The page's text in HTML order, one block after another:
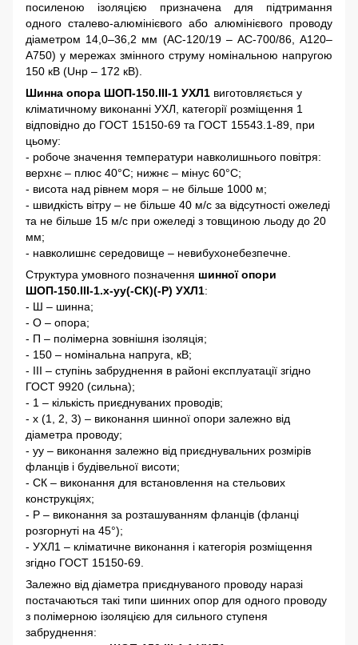
посиленою ізоляцією призначена для підтримання
одного сталево-алюмінієвого або алюмінієвого проводу
діаметром 14,0–36,2 мм (АС-120/19 – АС-700/86, А120–
А750) у мережах змінного струму номінальною напругою
150 кВ (Uнр – 172 кВ).
Шинна опора ШОП-150.III-1 УХЛ1 виготовляється у
кліматичному виконанні УХЛ, категорії розміщення 1
відповідно до ГОСТ 15150-69 та ГОСТ 15543.1-89, при
цьому:
- робоче значення температури навколишнього повітря:
верхнє – плюс 40°С; нижнє – мінус 60°С;
- висота над рівнем моря – не більше 1000 м;
- швидкість вітру – не більше 40 м/с за відсутності ожеледі
та не більше 15 м/с при ожеледі з товщиною льоду до 20
мм;
- навколишнє середовище – невибухонебезпечне.
Структура умовного позначення шинної опори
ШОП-150.III-1.х-yy(-СК)(-Р) УХЛ1:
- Ш – шинна;
- О – опора;
- П – полімерна зовнішня ізоляція;
- 150 – номінальна напруга, кВ;
- III – ступінь забруднення в районі експлуатації згідно
ГОСТ 9920 (сильна);
- 1 – кількість приєднуваних проводів;
- х (1, 2, 3) – виконання шинної опори залежно від
діаметра проводу;
- yy – виконання залежно від приєднувальних розмірів
фланців і будівельної висоти;
- СК – виконання для встановлення на стельових
конструкціях;
- Р – виконання за розташуванням фланців (фланці
розгорнуті на 45°);
- УХЛ1 – кліматичне виконання і категорія розміщення
згідно ГОСТ 15150-69.
Залежно від діаметра приєднуваного проводу наразі
постачаються такі типи шинних опор для одного проводу
з полімерною ізоляцією для сильного ступеня
забруднення: